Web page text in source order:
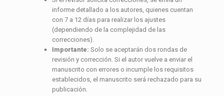
informe detallado a los autores, quienes cuentan
con 7 a 12 días para realizar los ajustes
(dependiendo de la complejidad de las
correcciones).
Importante: Solo se aceptarán dos rondas de
revisión y corrección. Si el autor vuelve a enviar el
manuscrito con errores o incumple los requisitos
establecidos, el manuscrito será rechazado para su
publicación.